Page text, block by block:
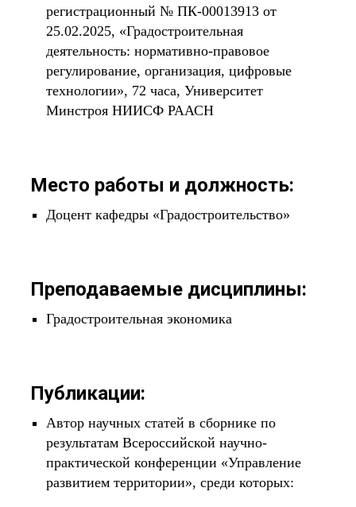
регистрационный № ПК-00013913 от
25.02.2025, «Градостроительная
деятельность: нормативно-правовое
регулирование, организация, цифровые
технологии», 72 часа, Университет
Минстроя НИИСФ РААСН
Место работы и должность:
Доцент кафедры «Градостроительство»
Преподаваемые дисциплины:
Градостроительная экономика
Публикации:
Автор научных статей в сборнике по
результатам Всероссийской научно-
практической конференции «Управление
развитием территории», среди которых: